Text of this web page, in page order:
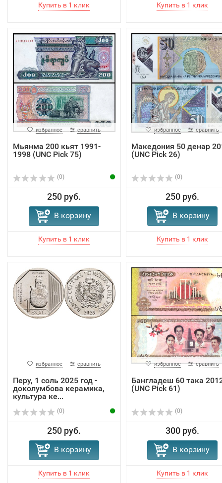
избранное сравнить
Мьянма 200 кьят 1991-
1998 (UNC Pick 75)
(0)
250 руб.
В корзину
избранное сравнить
Македония 50 денар
(UNC Pick 26)
(0)
250 руб.
В корзину
избранное сравнить
Перу, 1 соль 2025 год -
доколумбова керамика,
культура ке...
(0)
250 руб.
В корзину
избранное сравнить
Бангладеш 60 така
(UNC Pick 61)
(0)
300 руб.
В корзину